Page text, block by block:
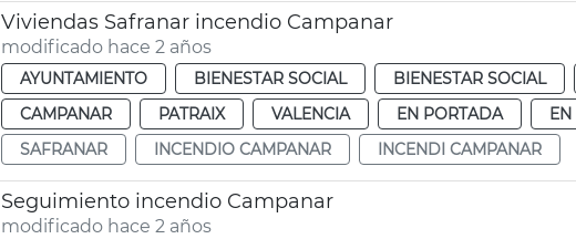
Viviendas Safranar incendio Campanar
modificado hace 2 años
AYUNTAMIENTO BIENESTAR SOCIAL BIENESTAR SOCIAL
CAMPANAR
PATRAIX VALENCIA EN PORTADA
SAFRANAR
INCENDIO CAMPANAR INCENDI CAMPANAR
Seguimiento incendio Campanar
modificado hace 2 años